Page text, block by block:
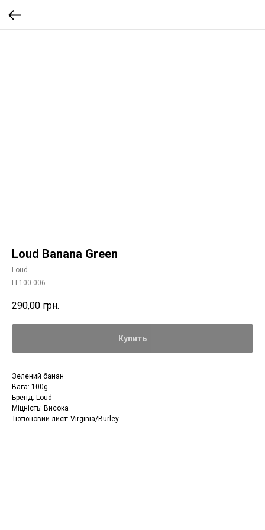
Loud Banana Green
Loud
LL100-006
290,00 грн.
Купить
Зелений банан
Вага: 100g
Бренд: Loud
Міцність: Висока
Тютюновий лист: Virginia/Burley